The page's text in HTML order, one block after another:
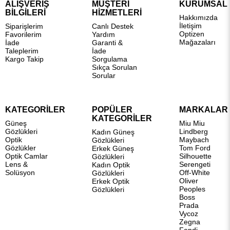
ALIŞVERİŞ
BİLGİLERİ
Siparişlerim
Favorilerim
İade
Taleplerim
Kargo Takip
MÜŞTERİ
HİZMETLERİ
Canlı Destek
Yardım
Garanti &
İade
Sorgulama
Sıkça Sorulan
Sorular
KURUMSAL
Hakkımızda
İletişim
Optizen
Mağazaları
KATEGORİLER
Güneş
Gözlükleri
Optik
Gözlükler
Optik Camlar
Lens &
Solüsyon
POPÜLER
KATEGORİLER
Kadın Güneş
Gözlükleri
Erkek Güneş
Gözlükleri
Kadın Optik
Gözlükleri
Erkek Optik
Gözlükleri
MARKALAR
Miu Miu
Lindberg
Maybach
Tom Ford
Silhouette
Serengeti
Off-White
Oliver
Peoples
Boss
Prada
Vycoz
Zegna